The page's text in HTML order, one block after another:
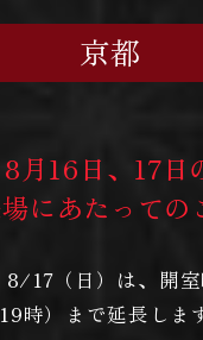
京都
8月16日、17日
にあたっての
17（日）は、開
時）まで延長しま